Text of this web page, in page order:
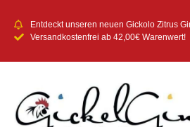
Entdeckt unseren neuen Gickolo Zitrus
Versandkostenfrei ab 42,00€ Warenwert!